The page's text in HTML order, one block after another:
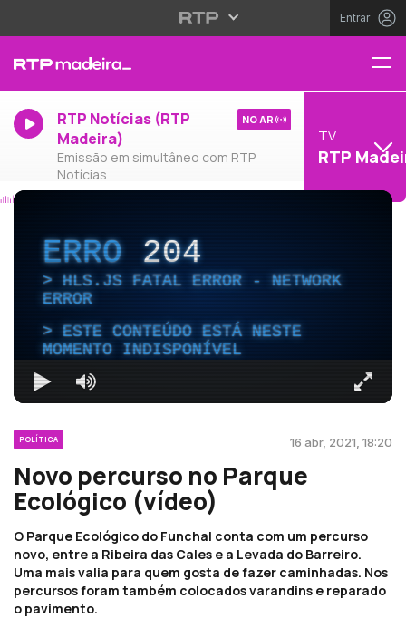
Entrar
RTP Notícias (RTP
Madeira)
Emissão em simultâneo com RTP
Notícias
NO AR
TV
RTP
ERRO204
HLS.JS FATAL ERROR - NETWORK
ERROR
ESTE CONTEÚDO ESTÁ NESTE
MOMENTO INDISPONÍVEL
POLÍTICA 16 abr, 2021, 18:20
Novo percurso no Parque
Ecológico (vídeo)
O Parque Ecológico do Funchal conta com um percurso
novo, entre a Ribeira das Cales e a Levada do Barreiro.
Uma mais valia para quem gosta de fazer caminhadas. Nos
percursos foram também colocados varandins e reparado
o pavimento.